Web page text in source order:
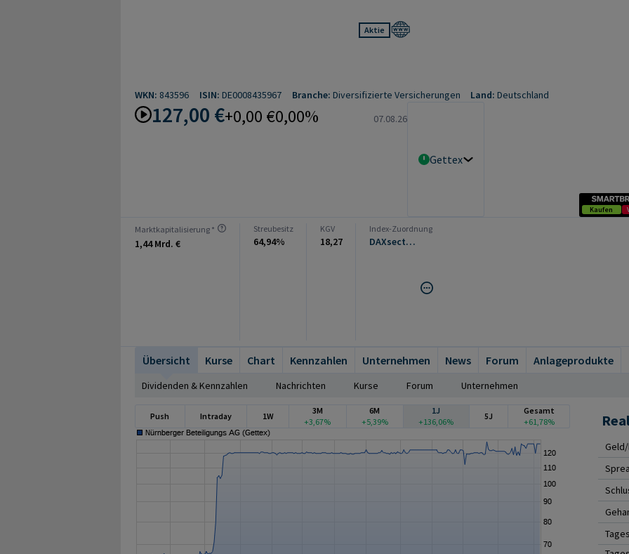
Aktie
WKN: 843596 ISIN: DE0008435967 Branche: Diversifizierte Versicherungen Land: Deutschland
127,00 €+0,00 €0,00% 07.08.26
Gettex Realtime
Kaufen
Marktkapitalisierung *
1,44 Mrd. €
Streubesitz
64,94%
KGV
18,27
Index-Zuordnung
DAXsector All Insurance (Performance)
Übersicht Kurse Chart Kennzahlen Unternehmen News Forum Anlageprodukte
Dividenden & Kennzahlen Nachrichten Kurse Forum Unternehmen
Push Intraday 1W
3M
+3,67%
6M
+5,39%
1J
+136,06%
5J
Gesamt
+61,78%